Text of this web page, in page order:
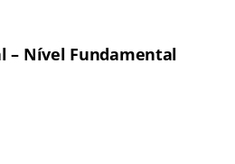
– Nível Fundamental